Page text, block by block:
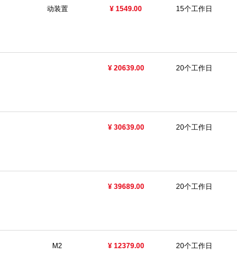
动装置 ¥ 1549.00 15个工作日
¥ 20639.00 20个工作日
¥ 30639.00 20个工作日
¥ 39689.00 20个工作日
M2 ¥ 12379.00 20个工作日